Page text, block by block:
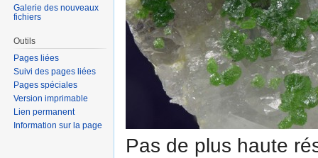
Pas de plus haute
Galerie des nouveaux
fichiers
Outils
Pages liées
Suivi des pages liées
Pages spéciales
Version imprimable
Lien permanent
Information sur la page